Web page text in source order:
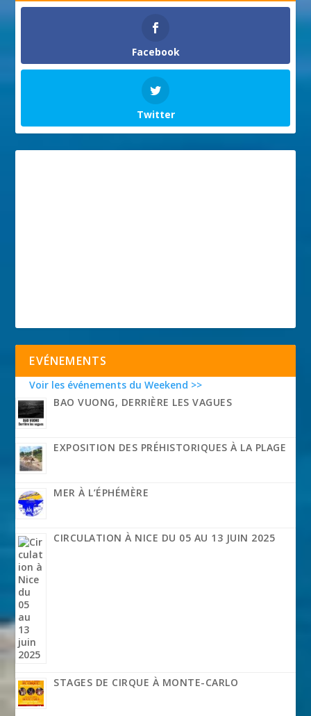
Facebook
Twitter
EVÉNEMENTS
Voir les événements du Weekend >>
BAO VUONG, DERRIÈRE LES VAGUES
EXPOSITION DES PRÉHISTORIQUES À LA PLAGE
MER À L’ÉPHÉMÈRE
CIRCULATION À NICE DU 05 AU 13 JUIN 2025
STAGES DE CIRQUE À MONTE-CARLO